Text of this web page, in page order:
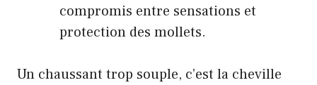
compromis entre sensations et
protection des mollets.
Un chaussant trop souple, c’est la cheville